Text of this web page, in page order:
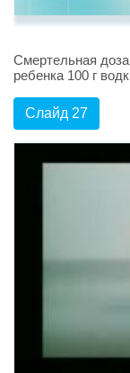
Смертельная
ребенка 100 г
Слайд 27